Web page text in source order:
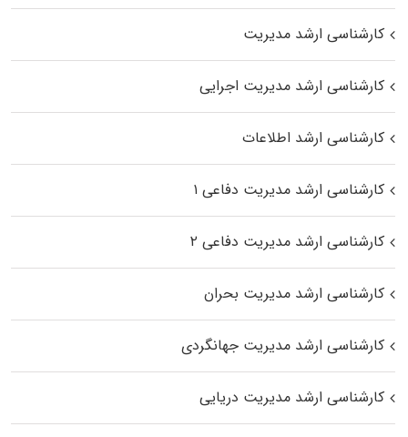
کارشناسی ارشد مدیریت
کارشناسی ارشد مدیریت اجرایی
کارشناسی ارشد اطلاعات
کارشناسی ارشد مدیریت دفاعی ۱
کارشناسی ارشد مدیریت دفاعی ۲
کارشناسی ارشد مدیریت بحران
کارشناسی ارشد مدیریت جهانگردی
کارشناسی ارشد مدیریت دریایی